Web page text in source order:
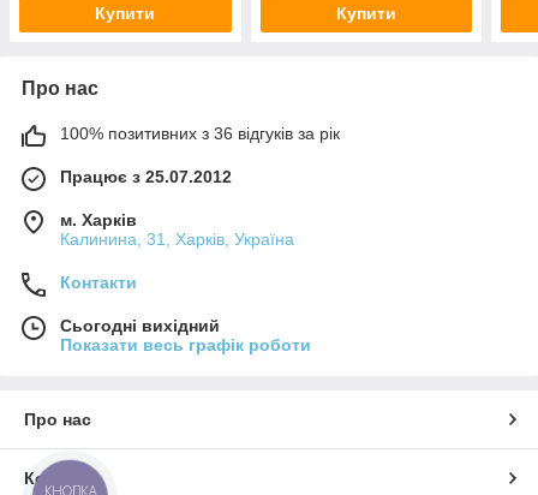
Купити Купити
Про нас
100% позитивних з 36 відгуків за рік
Працює з 25.07.2012
м. Харків
Калинина, 31, Харків, Україна
Контакти
Сьогодні вихідний
Показати весь графік роботи
Про нас
Контакти
КНОПКА